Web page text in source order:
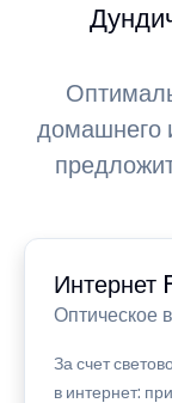
домашнего
Интернет
Оптическое
За счет
в интернет: